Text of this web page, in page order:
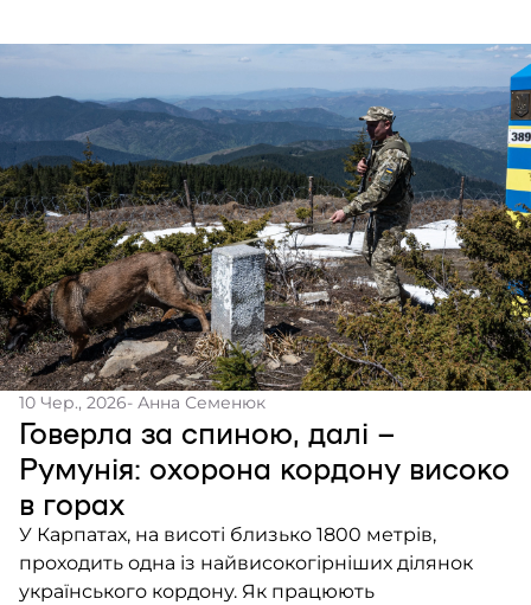
10 Чер., 2026- Анна Семенюк
Говерла за спиною, далі –
Румунія: охорона кордону високо
в горах
У Карпатах, на висоті близько 1800 метрів,
проходить одна із найвисокогірніших ділянок
українського кордону. Як працюють